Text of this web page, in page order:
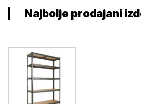
Najbolje prodajani